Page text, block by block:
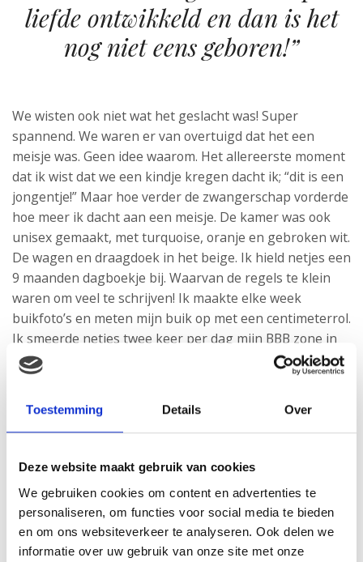
Toestemming Details Over
Deze website maakt gebruik van cookies
We gebruiken cookies om content en advertenties te
personaliseren, om functies voor social media te bieden
en om ons websiteverkeer te analyseren. Ook delen we
informatie over uw gebruik van onze site met onze
liefde ontwikkeld en dan is het
nog niet eens geboren!”
We wisten ook niet wat het geslacht was! Super
spannend. We waren er van overtuigd dat het een
meisje was. Geen idee waarom. Het allereerste moment
dat ik wist dat we een kindje kregen dacht ik; “dit is een
jongentje!” Maar hoe verder de zwangerschap vorderde
hoe meer ik dacht aan een meisje. De kamer was ook
unisex gemaakt, met turquoise, oranje en gebroken wit.
De wagen en draagdoek in het beige. Ik hield netjes een
9 maanden dagboekje bij. Waarvan de regels te klein
waren om veel te schrijven! Ik maakte elke week
buikfoto’s en meten mijn buik op met een centimeterrol.
Ik smeerde netjes twee keer per dag mijn BBB zone in
met olijfolie. En zorgde goed voor mezelf en ons kleintje.
Van geen ontbijt, naar netjes drie maaltijden per dag en
kwam.